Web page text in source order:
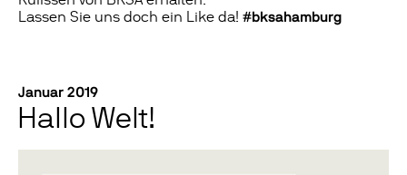
Lassen Sie uns doch ein Like da! #bksahamburg
Januar 2019
Hallo Welt!